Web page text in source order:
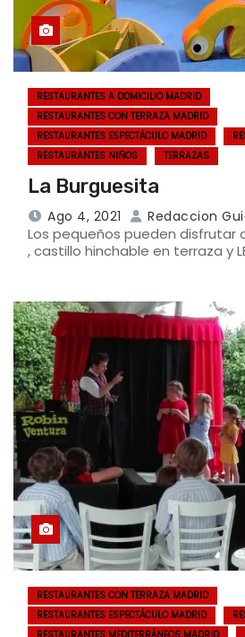
RESTAURANTES A DOMICILIO MADRID
RESTAURANTES CON TERRAZA MADRID
RESTAURANTES ESPECTÁCULO MADRID
RESTAURANTES NIÑOS
TERRAZAS
La Burguesita
Ago 4, 2021 Redaccion
Los pequeños pueden disfrutar
, castillo hinchable en terraza y
RESTAURANTES CON TERRAZA MADRID
RESTAURANTES ESPECTÁCULO MADRID